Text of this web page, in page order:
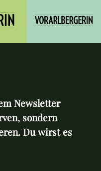
Newsletter
sondern
Du wirst es